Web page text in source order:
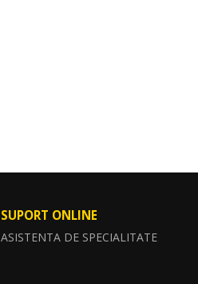
SUPORT ONLINE
ASISTENTA DE SPECIALITATE